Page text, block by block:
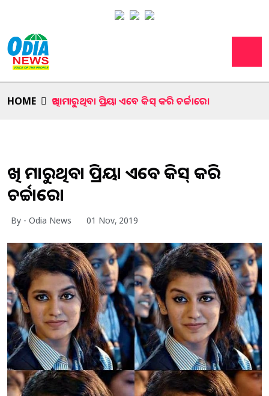
HOME ଆଖି ମାରୁଥିବା ପ୍ରିୟା ଏବେ କିସ୍ କରି ଚର୍ଚ୍ଚାରେ।
ଆଖି ମାରୁଥିବା ପ୍ରିୟା ଏବେ କିସ୍ କରି
ଚର୍ଚ୍ଚାରେ।
By - Odia News 01 Nov, 2019